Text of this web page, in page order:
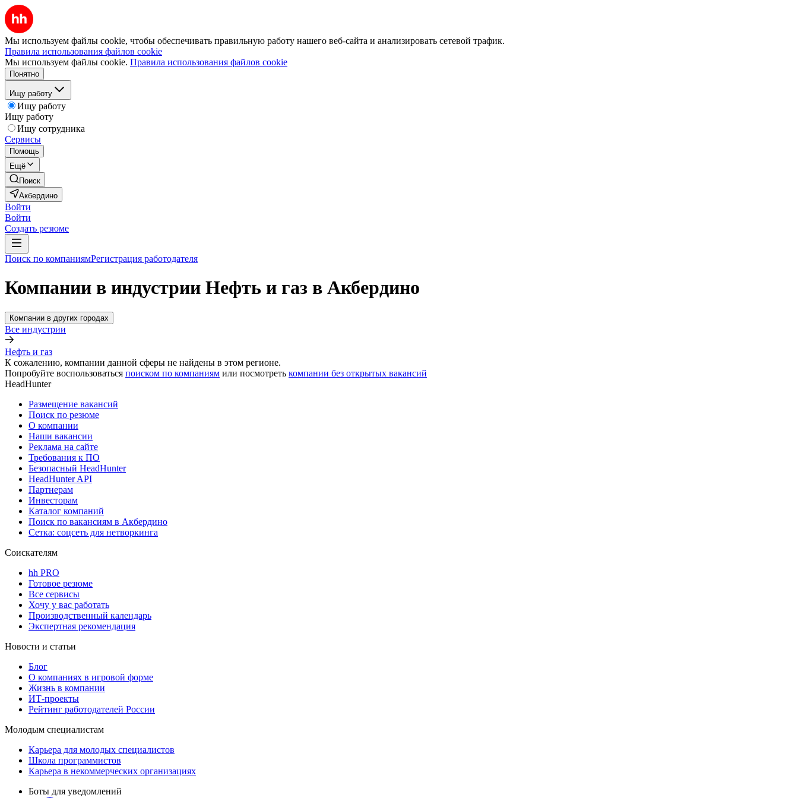
Мы используем файлы cookie, чтобы обеспечивать правильную работу нашего веб-сайта и анализировать сетевой трафик.
Правила использования файлов cookie
Мы используем файлы cookie. Правила использования файлов cookie
Понятно
Ищу работу
Ищу работу
Ищу работу
Ищу сотрудника
Сервисы
Помощь
Ещё
Поиск
Акбердино
Войти
Войти
Создать резюме
Поиск по компаниямРегистрация работодателя
Компании в индустрии Нефть и газ в Акбердино
Компании в других городах
Все индустрии
Нефть и газ
К сожалению, компании данной сферы не найдены в этом регионе.
Попробуйте воспользоваться поиском по компаниям или посмотреть компании без открытых вакансий
HeadHunter
Размещение вакансий
Поиск по резюме
О компании
Наши вакансии
Реклама на сайте
Требования к ПО
Безопасный HeadHunter
HeadHunter API
Партнерам
Инвесторам
Каталог компаний
Поиск по вакансиям в Акбердино
Сетка: соцсеть для нетворкинга
Соискателям
hh PRO
Готовое резюме
Все сервисы
Хочу у вас работать
Производственный календарь
Экспертная рекомендация
Новости и статьи
Блог
О компаниях в игровой форме
Жизнь в компании
ИТ-проекты
Рейтинг работодателей России
Молодым специалистам
Карьера для молодых специалистов
Школа программистов
Карьера в некоммерческих организациях
Боты для уведомлений